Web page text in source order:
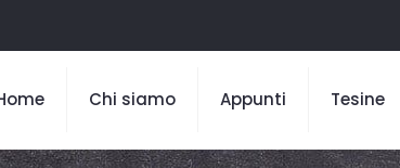
Chi siamo Appunti Tesine